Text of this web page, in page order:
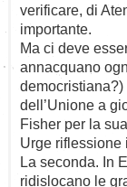
verificare, di
importante.
Ma ci deve
annacquano
dell’Unione a
Fisher per la
Urge riflessione
La seconda. In
ridislocano le